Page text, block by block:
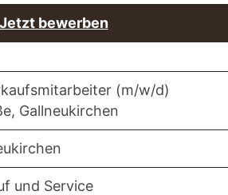
Jetzt bewerben
(m/w/d)
Gallneukirchen
und Service